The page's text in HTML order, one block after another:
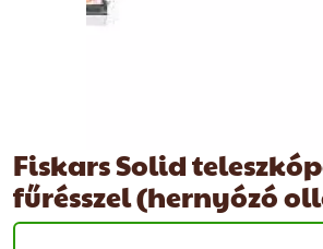
Fiskars Solid
fűrésszel (hernyózó